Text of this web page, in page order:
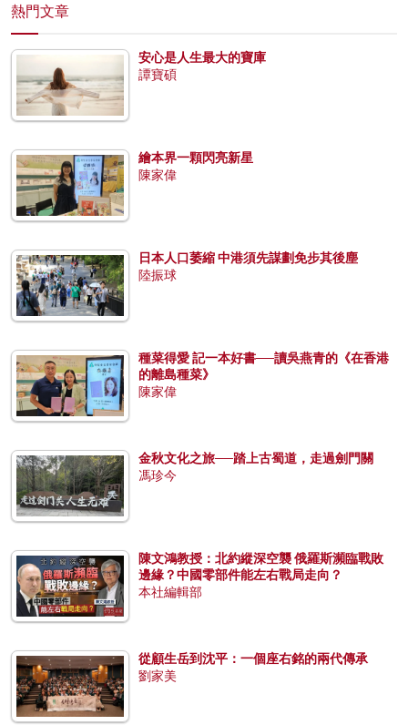
熱門文章
安心是人生最大的寶庫
譚寶碩
繪本界一顆閃亮新星
陳家偉
日本人口萎縮 中港須先謀劃免步其後塵
陸振球
種菜得愛 記一本好書──讀吳燕青的《在香港
的離島種菜》
陳家偉
金秋文化之旅──踏上古蜀道，走過劍門關
馮珍今
陳文鴻教授：北約縱深空襲 俄羅斯瀕臨戰敗
邊緣？中國零部件能左右戰局走向？
本社編輯部
從顧生岳到沈平：一個座右銘的兩代傳承
劉家美